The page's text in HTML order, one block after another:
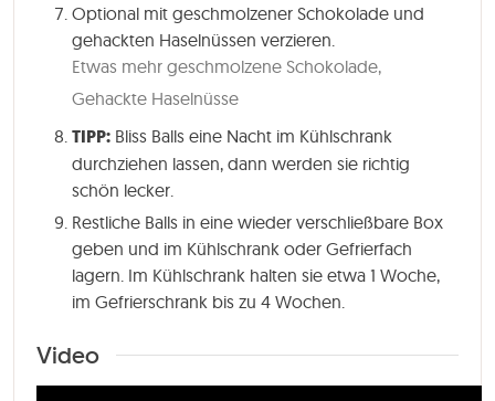
Optional mit geschmolzener Schokolade und
gehackten Haselnüssen verzieren.
Etwas mehr geschmolzene Schokolade,
Gehackte Haselnüsse
TIPP: Bliss Balls eine Nacht im Kühlschrank
durchziehen lassen, dann werden sie richtig
schön lecker.
Restliche Balls in eine wieder verschließbare Box
geben und im Kühlschrank oder Gefrierfach
lagern. Im Kühlschrank halten sie etwa 1 Woche,
im Gefrierschrank bis zu 4 Wochen.
Video